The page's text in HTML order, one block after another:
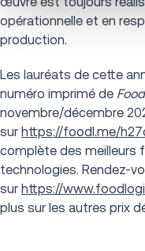
opérationnelle et en
production.
Les lauréats de cette
numéro imprimé de
novembre/décembre
sur https://foodl.me/
complète des meilleurs
technologies. Rendez-
sur https://
plus sur les autres prix